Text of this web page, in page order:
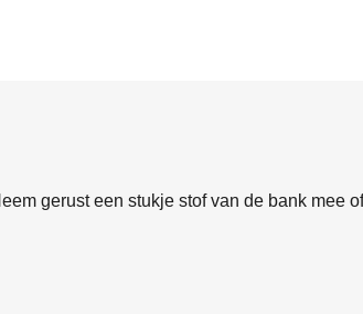
gerust een stukje stof van de bank mee